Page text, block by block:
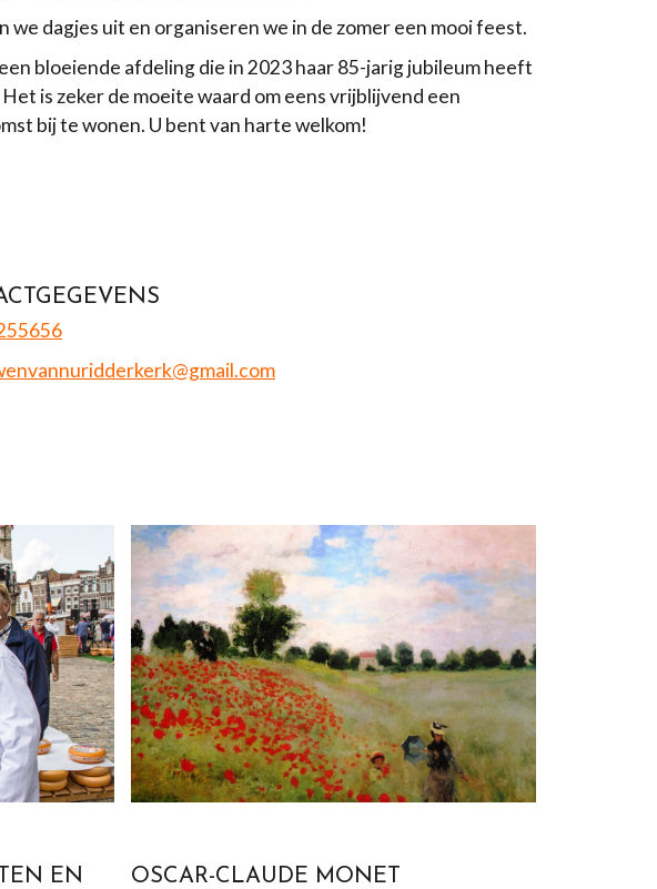
we dagjes uit en organiseren we in de zomer een mooi feest.
bloeiende afdeling die in 2023 haar 85-jarig jubileum heeft
is zeker de moeite waard om eens vrijblijvend een
bij te wonen. U bent van harte welkom!
EN
OSCAR-CLAUDE MONET